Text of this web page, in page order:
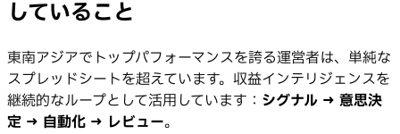
していること
東南アジアでトップパフォーマンスを誇る運営者は、単純な
スプレッドシートを超えています。収益インテリジェンスを
継続的なループとして活用しています： シグナル → 意思決
定 → 自動化 → レビュー。